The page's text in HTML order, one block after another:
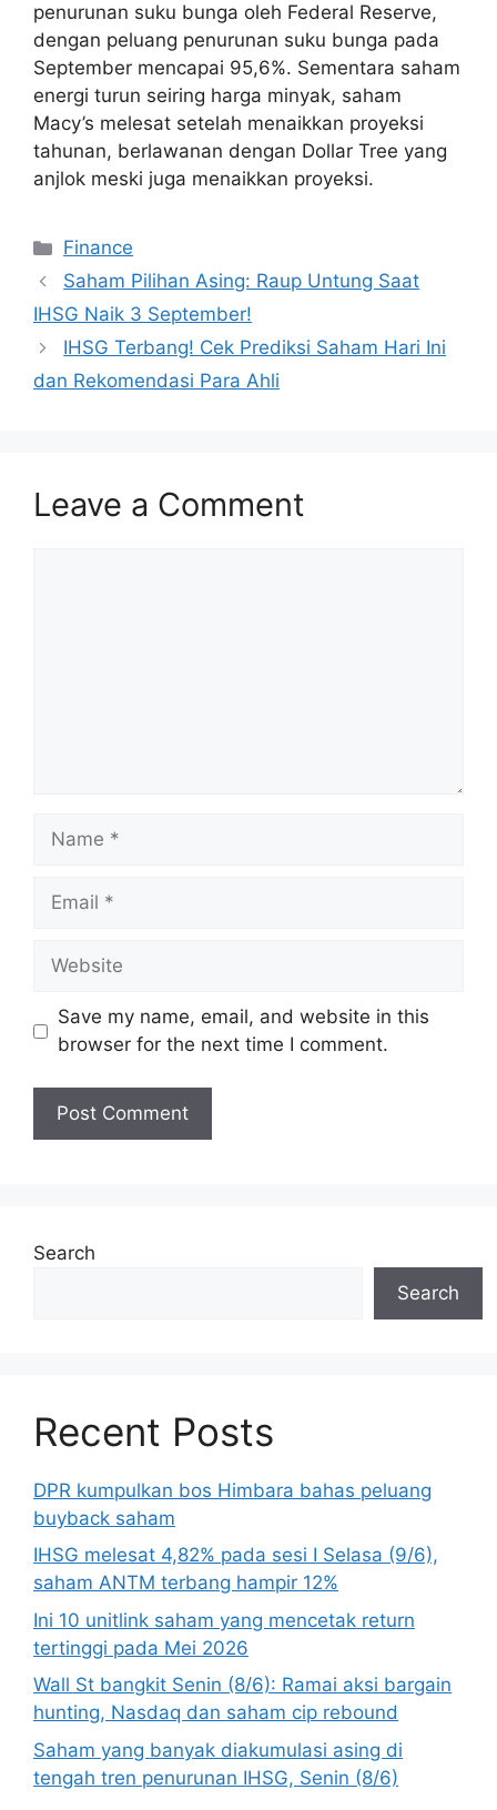
penurunan suku bunga oleh Federal Reserve,
dengan peluang penurunan suku bunga pada
September mencapai 95,6%. Sementara saham
energi turun seiring harga minyak, saham
Macy’s melesat setelah menaikkan proyeksi
tahunan, berlawanan dengan Dollar Tree yang
anjlok meski juga menaikkan proyeksi.
Categories
Finance
Saham Pilihan Asing: Raup Untung Saat
IHSG Naik 3 September!
IHSG Terbang! Cek Prediksi Saham Hari Ini
dan Rekomendasi Para Ahli
Leave a Comment
Name
Email
Website
Save my name, email, and website in this
browser for the next time I comment.
Search
Search
Recent Posts
DPR kumpulkan bos Himbara bahas peluang
buyback saham
IHSG melesat 4,82% pada sesi I Selasa (9/6),
saham ANTM terbang hampir 12%
Ini 10 unitlink saham yang mencetak return
tertinggi pada Mei 2026
Wall St bangkit Senin (8/6): Ramai aksi bargain
hunting, Nasdaq dan saham cip rebound
Saham yang banyak diakumulasi asing di
tengah tren penurunan IHSG, Senin (8/6)